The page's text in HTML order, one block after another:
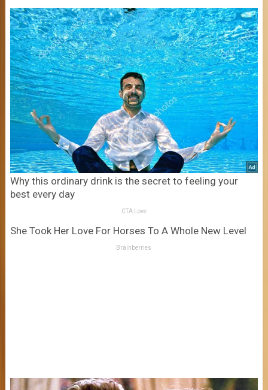
Why this ordinary drink is the secret to feeling your
best every day
CTA Love
She Took Her Love For Horses To A Whole New Level
Brainberries